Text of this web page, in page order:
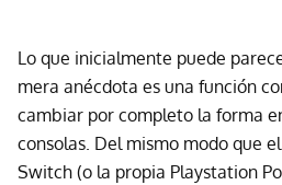
Lo que inicialmente puede
mera anécdota es una función
cambiar por completo la forma
consolas. Del mismo modo que
Switch (o la propia Playstation